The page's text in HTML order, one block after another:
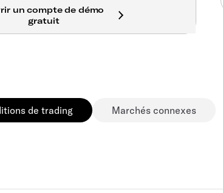
de trading Marchés connexes